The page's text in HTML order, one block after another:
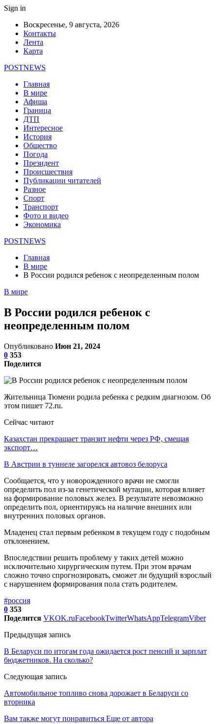
Sign in
Воскресенье, 9 августа, 2026
Контакты
Лента
Карта
POSTNEWS
Главная
В мире
Афиша
Граница
ДТП
Интересное
История
Общество
Погода
Президент
Происшествия
Публикации читателей
Разное
Спорт
Транспорт
Фото и видео
Экономика
POSTNEWS
Главная
В мире
В России родился ребенок с неопределенным полом
В мире
В России родился ребенок с
неопределенным полом
Опубликовано Июн 21, 2024
0 353
Поделится
Жительница Тюмени родила ребенка с редким диагнозом. Об
этом пишет 72.ru.
Сейчас читают
Казахстан прекращает транзит нефти через РФ, смещая
экспорт…
В Австрии в туннеле загорелся автовоз белоруса
Сообщается, что у новорожденного врачи не смогли
определить пол из-за генетической мутации, которая влияет
на формирование половых желез. В результате невозможно
определить пол, ориентируясь на наличие внешних или
внутренних половых органов.
Младенец стал первым ребенком в текущем году с подобным
отклонением.
Впоследствии решить проблему у таких детей можно
исключительно хирургическим путем. При этом врачам
сложно точно спрогнозировать, сможет ли будущий взрослый
с нарушением формирования пола стать родителем.
#россия
0 353
Поделится VKOK.ruFacebookTwitterWhatsAppTelegramViber
Предыдущая запись
В Беларуси по итогам года ожидается рост пенсий и зарплат
бюджетников. На сколько?
Следующая запись
Автомобильное топливо снова дорожает в Беларуси со
вторника
Вам также могут понравиться Еще от автора